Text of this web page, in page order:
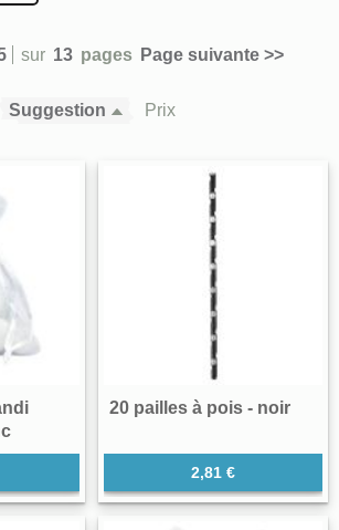
sur 13 pages Page suivante >>
Suggestion Prix
20 pailles à pois - noir
2,81 €